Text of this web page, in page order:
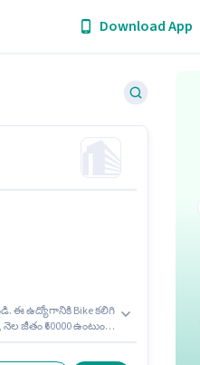
Download App
ఈ ఉద్యోగానికి Bike కలిగి
జీతం ₹60000 ఉంటుంది.